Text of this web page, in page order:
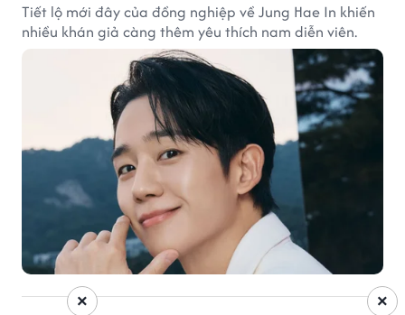
Tiết lộ mới đây của đồng nghiệp về Jung Hae In khiến
nhiều khán giả càng thêm yêu thích nam diễn viên.
×
×